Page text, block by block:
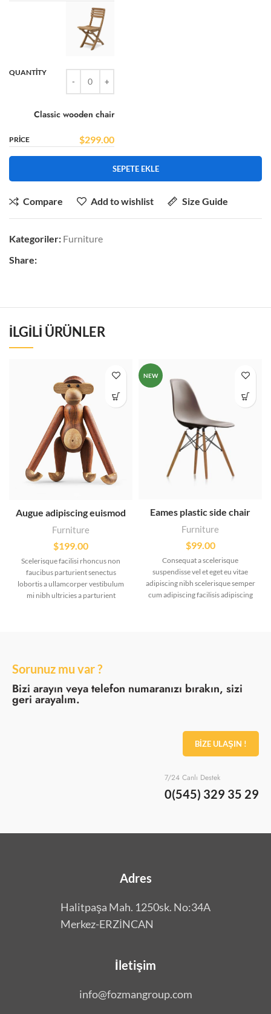
Classic wooden chair
$299.00
SEPETE EKLE
Compare Add to wishlist Size Guide
Kategoriler: Furniture
Share:
İLGILI ÜRÜNLER
Augue adipiscing euismod
Furniture
$199.00
Scelerisque facilisi rhoncus non
faucibus parturient senectus
lobortis a ullamcorper vestibulum
mi nibh ultricies a parturient
NEW
Eames plastic side chair
Furniture
$99.00
Consequat a scelerisque
suspendisse vel et eget eu vitae
adipiscing nibh scelerisque semper
cum adipiscing facilisis adipiscing
Sorunuz mu var ?
Bizi arayın veya telefon numaranızı bırakın, sizi
geri arayalım.
BİZE ULAŞIN !
7/24 Canlı Destek
0(545) 329 35 29
Adres
Halitpaşa Mah. 1250sk. No:34A
Merkez-ERZİNCAN
İletişim
info@fozmangroup.com